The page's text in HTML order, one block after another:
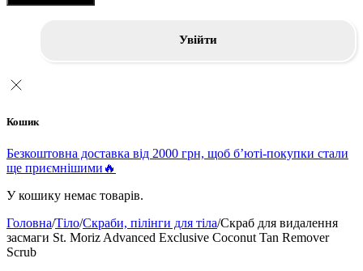
Увійти
Кошик
Безкоштовна доставка від 2000 грн, щоб б’юті-покупки стали
ще приємнішими🔥
У кошику немає товарів.
Головна/Тіло/Скраби, пілінги для тіла/Скраб для видалення
засмаги St. Moriz Advanced Exclusive Coconut Tan Remover
Scrub